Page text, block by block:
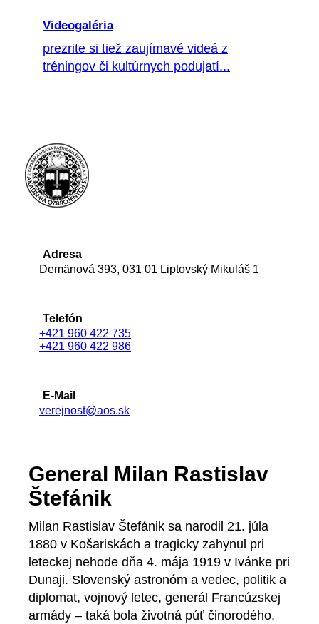
Videogaléria
prezrite si tiež zaujímavé videá z
tréningov či kultúrnych podujatí...
Adresa
Demänová 393, 031 01 Liptovský Mikuláš 1
Telefón
+421 960 422 735
+421 960 422 986
E-Mail
verejnost@aos.sk
General Milan Rastislav
Štefánik
Milan Rastislav Štefánik sa narodil 21. júla
1880 v Košariskách a tragicky zahynul pri
leteckej nehode dňa 4. mája 1919 v Ivánke pri
Dunaji. Slovenský astronóm a vedec, politik a
diplomat, vojnový letec, generál Francúzskej
armády – taká bola životná púť činorodého,